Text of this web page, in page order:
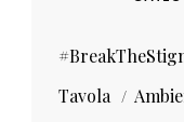
Tavola